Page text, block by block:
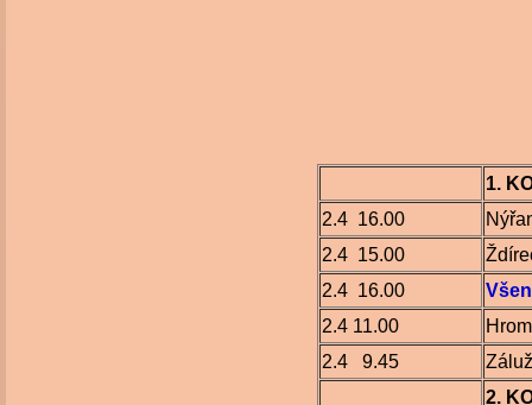
1.
2.4 16.00
2.4 15.00
2.4 16.00
2.4 11.00
2.4 9.45
2.